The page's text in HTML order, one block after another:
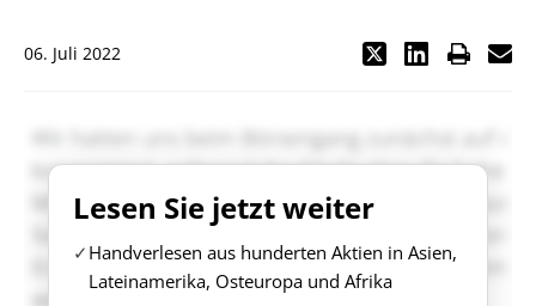
06. Juli 2022
Lesen Sie jetzt weiter
Handverlesen aus hunderten Aktien in Asien,
Lateinamerika, Osteuropa und Afrika